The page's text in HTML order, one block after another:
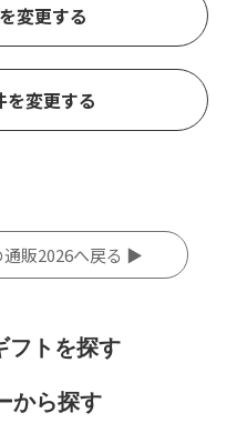
変更する
を変更する
通販2026へ戻る ▶
フトを探す
から探す